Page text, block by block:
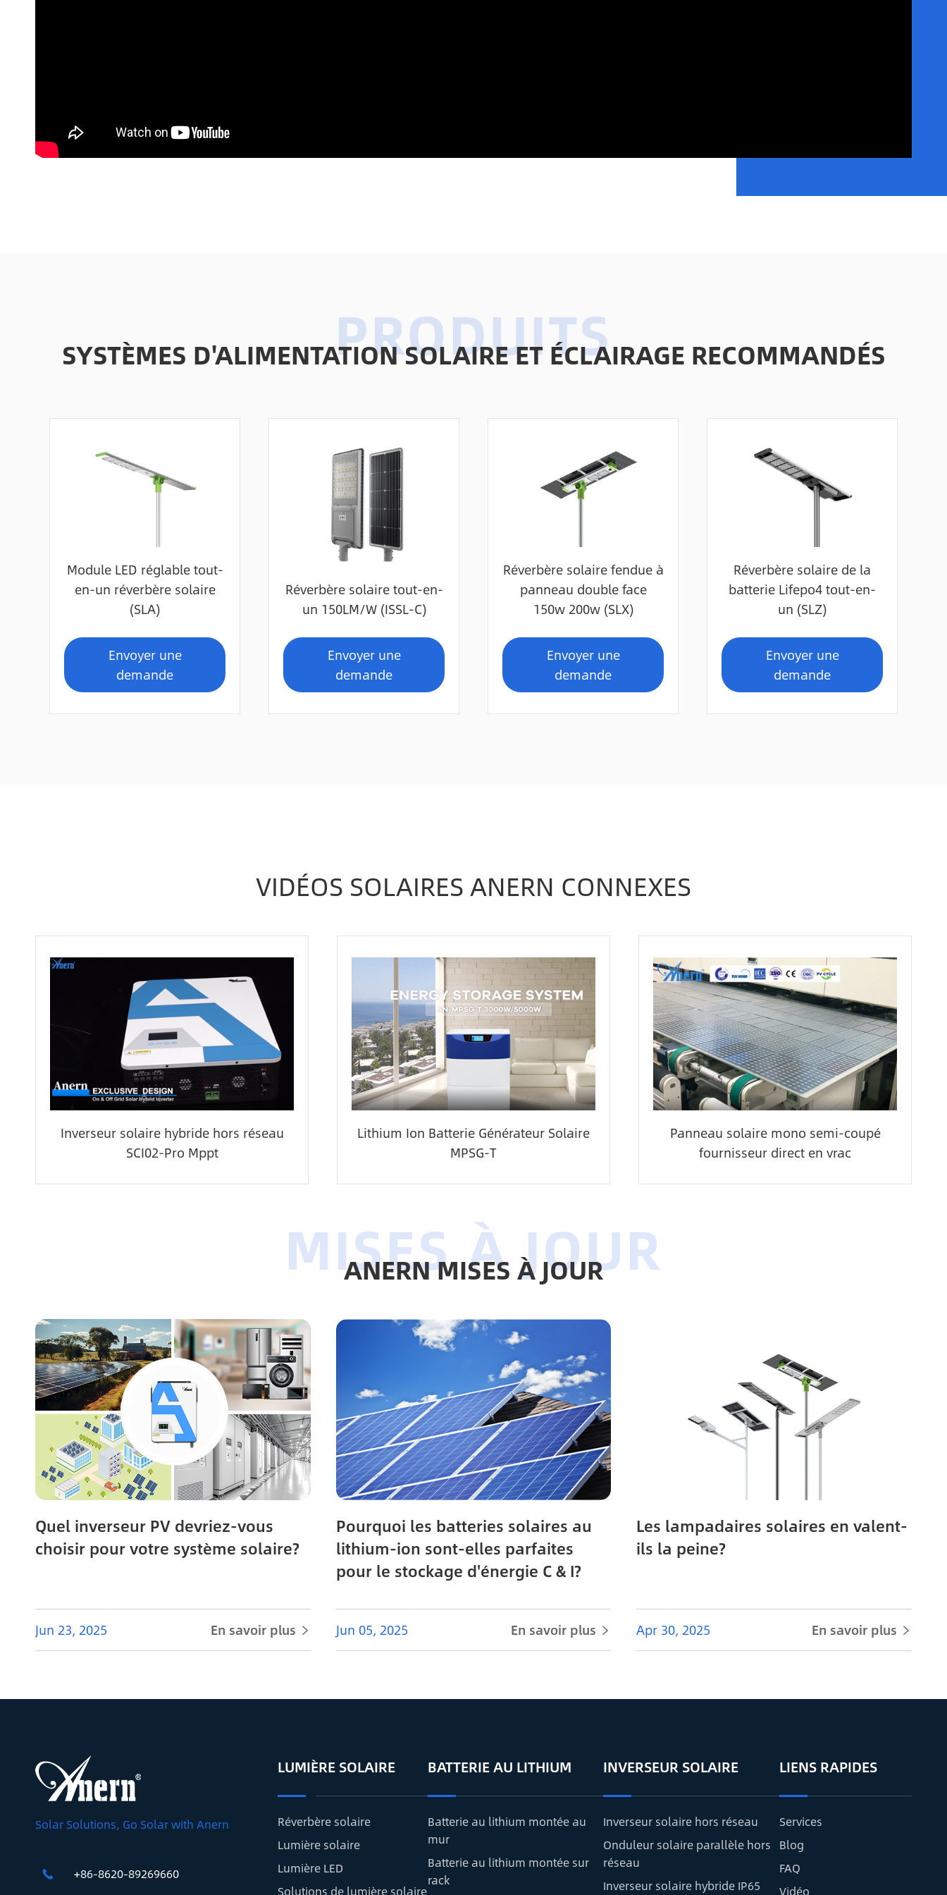
SYSTÈMES D'ALIMENTATION SOLAIRE ET ÉCLAIRAGE RECOMMANDÉS
Module LED réglable tout-
en-un réverbère solaire
(SLA)
Envoyer une
demande
Réverbère solaire tout-en-
un 150LM/W (ISSL-C)
Envoyer une
demande
Réverbère solaire fendue à
panneau double face
150w 200w (SLX)
Envoyer une
demande
Réverbère solaire de la
batterie Lifepo4 tout-en-
un (SLZ)
Envoyer une
demande
VIDÉOS SOLAIRES ANERN CONNEXES
Inverseur solaire hybride hors réseau
SCI02-Pro Mppt
Lithium Ion Batterie Générateur Solaire
MPSG-T
Panneau solaire mono semi-coupé
fournisseur direct en vrac
ANERN MISES À JOUR
Quel inverseur PV devriez-vous
choisir pour votre système solaire?
Jun 23, 2025 En savoir plus 
Pourquoi les batteries solaires au
lithium-ion sont-elles parfaites
pour le stockage d'énergie C & I?
Jun 05, 2025 En savoir plus 
Les lampadaires solaires en valent-
ils la peine?
Apr 30, 2025 En savoir plus 
Solar Solutions, Go Solar with Anern
 +86-8620-89269660
LUMIÈRE SOLAIRE
Réverbère solaire
Lumière solaire
Lumière LED
Solutions de lumière solaire
BATTERIE AU LITHIUM
Batterie au lithium montée au
mur
Batterie au lithium montée sur
rack
INVERSEUR SOLAIRE
Inverseur solaire hors réseau
Onduleur solaire parallèle hors
réseau
Inverseur solaire hybride IP65
LIENS RAPIDES
Services
Blog
FAQ
Vidéo